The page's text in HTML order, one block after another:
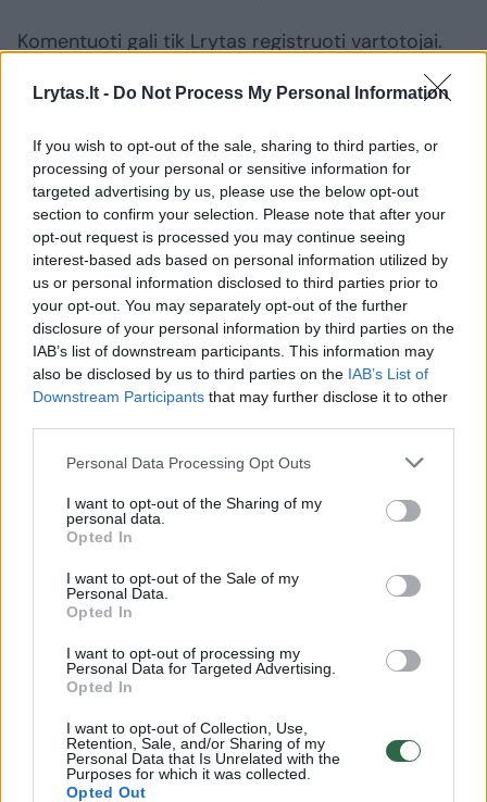
Lrytas.lt - Do Not Process My Personal Information
If you wish to opt-out of the sale, sharing to third parties, or
processing of your personal or sensitive information for
targeted advertising by us, please use the below opt-out
section to confirm your selection. Please note that after your
opt-out request is processed you may continue seeing
interest-based ads based on personal information utilized by
us or personal information disclosed to third parties prior to
your opt-out. You may separately opt-out of the further
disclosure of your personal information by third parties on the
IAB’s list of downstream participants. This information may
also be disclosed by us to third parties on the IAB’s List of
Downstream Participants that may further disclose it to other
Personal Data Processing Opt Outs
I want to opt-out of the Sharing of my
personal data.
Opted In
I want to opt-out of the Sale of my
Personal Data.
Opted In
I want to opt-out of processing my
Personal Data for Targeted Advertising.
Opted In
I want to opt-out of Collection, Use,
Retention, Sale, and/or Sharing of my
Personal Data that Is Unrelated with the
Purposes for which it was collected.
Opted Out
Komentuoti gali tik Lrytas registruoti vartotojai.
bendruomenės ir bendraukite komentaruose!
Rodyti komentarus
Prisijungti komentatoriams
Lietuvos diena
Anykščių r. savo automobilyje
rastas peršautas vyras, šalia –
teisėtai laikytas pistoletas
2026 m. rugpjūčio 9 d. 05:23